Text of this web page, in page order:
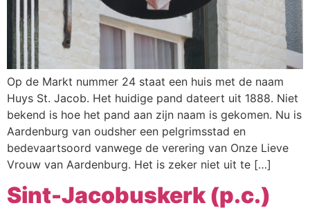
Webshop
Contact
Op de Markt nummer 24 staat een huis met de naam
Huys St. Jacob. Het huidige pand dateert uit 1888. Niet
bekend is hoe het pand aan zijn naam is gekomen. Nu is
Aardenburg van oudsher een pelgrimsstad en
bedevaartsoord vanwege de verering van Onze Lieve
Vrouw van Aardenburg. Het is zeker niet uit te […]
Sint-Jacobuskerk (p.c.)